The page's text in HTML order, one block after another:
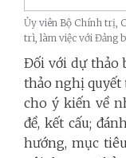
Ủy viên Bộ Chính trị,
trì, làm việc với Đảng
Đối với dự thảo
thảo nghị quyết
cho ý kiến về
đề, kết cấu;
hướng, mục